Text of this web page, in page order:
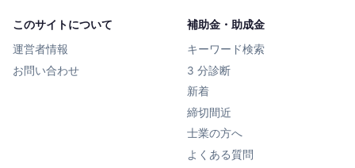
このサイトについて
運営者情報
お問い合わせ
補助金・助成金
キーワード検索
3 分診断
新着
締切間近
士業の方へ
よくある質問